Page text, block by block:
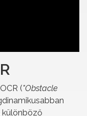
("Obstacle
különböző